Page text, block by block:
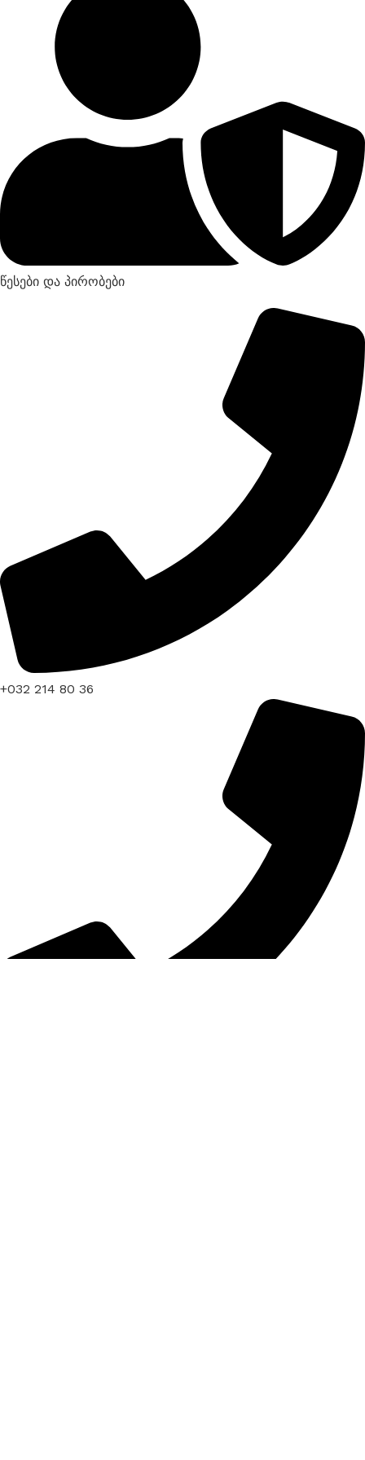
წესები და პირობები
+032 214 80 36